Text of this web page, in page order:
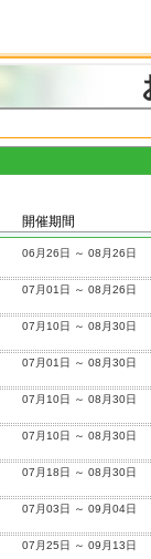
開催期間
06月26日 ～ 08月26日
07月01日 ～ 08月26日
07月10日 ～ 08月30日
07月01日 ～ 08月30日
07月10日 ～ 08月30日
07月10日 ～ 08月30日
07月18日 ～ 08月30日
07月03日 ～ 09月04日
07月25日 ～ 09月13日